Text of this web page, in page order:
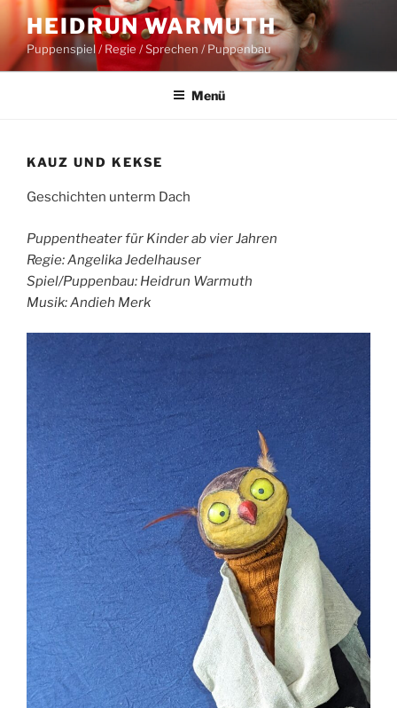
Zum
Inhalt
springen
HEIDRUN WARMUTH
Puppenspiel / Regie / Sprechen / Puppenbau
Menü
KAUZ UND KEKSE
Geschichten unterm Dach
Puppentheater für Kinder ab vier Jahren
Regie: Angelika Jedelhauser
Spiel/Puppenbau: Heidrun Warmuth
Musik: Andieh Merk